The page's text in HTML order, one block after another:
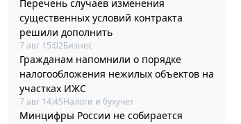
Перечень случаев изменения
существенных условий контракта
решили дополнить
7 авг 15:02Бизнес
Гражданам напомнили о порядке
налогообложения нежилых объектов на
участках ИЖС
7 авг 14:45Налоги и бухучет
Минцифры России не собирается